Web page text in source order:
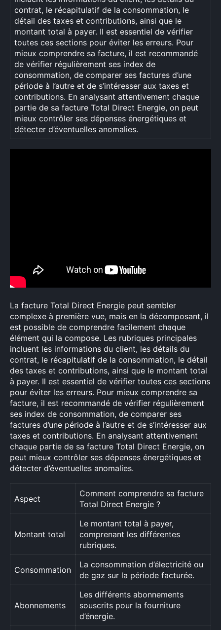
contrat, le récapitulatif de la consommation, le
détail des taxes et contributions, ainsi que le
montant total à payer. Il est essentiel de vérifier
toutes ces sections pour éviter les erreurs. Pour
mieux comprendre sa facture, il est recommandé
de vérifier régulièrement ses index de
consommation, de comparer ses factures d’une
période à l’autre et de s’intéresser aux taxes et
contributions. En analysant attentivement chaque
partie de sa facture Total Direct Energie, on peut
mieux contrôler ses dépenses énergétiques et
détecter d’éventuelles anomalies.
La facture Total Direct Energie peut sembler
complexe à première vue, mais en la décomposant, il
est possible de comprendre facilement chaque
élément qui la compose. Les rubriques principales
incluent les informations du client, les détails du
contrat, le récapitulatif de la consommation, le détail
des taxes et contributions, ainsi que le montant total
à payer. Il est essentiel de vérifier toutes ces sections
pour éviter les erreurs. Pour mieux comprendre sa
facture, il est recommandé de vérifier régulièrement
ses index de consommation, de comparer ses
factures d’une période à l’autre et de s’intéresser aux
taxes et contributions. En analysant attentivement
chaque partie de sa facture Total Direct Energie, on
peut mieux contrôler ses dépenses énergétiques et
détecter d’éventuelles anomalies.
Aspect
Comment comprendre sa facture
Total Direct Energie ?
Montant total
Le montant total à payer,
comprenant les différentes
rubriques.
Consommation
La consommation d’électricité ou
de gaz sur la période facturée.
Abonnements
Les différents abonnements
souscrits pour la fourniture
d’énergie.